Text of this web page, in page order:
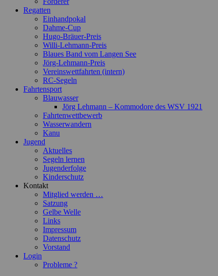
Regatten
Einhandpokal
Dahme-Cup
Hugo-Bräuer-Preis
Willi-Lehmann-Preis
Blaues Band vom Langen See
Jörg-Lehmann-Preis
Vereinswettfahrten (intern)
RC-Segeln
Fahrtensport
Blauwasser
Jörg Lehmann – Kommodore des WSV 1921
Fahrtenwettbewerb
Wasserwandern
Kanu
Jugend
Aktuelles
Segeln lernen
Jugenderfolge
Kinderschutz
Kontakt
Mitglied werden …
Satzung
Gelbe Welle
Links
Impressum
Datenschutz
Vorstand
Login
Probleme ?